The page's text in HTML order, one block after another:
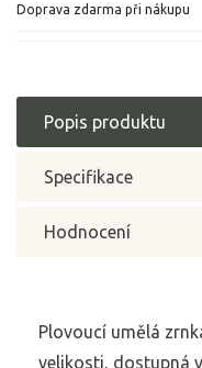
Doprava zdarma při nákupu
Popis produktu
Specifikace
Hodnocení
Plovoucí umělá
velikosti, dostupná